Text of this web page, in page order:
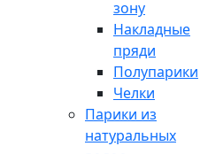
зону
Накладные
пряди
Полупарики
Челки
Парики из
натуральных